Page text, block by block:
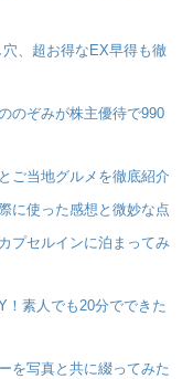
、超お得なEX早得も徹
のぞみが株主優待で990
ご当地グルメを徹底紹介
に使った感想と微妙な点
プセルインに泊まってみ
！素人でも20分でできた
を写真と共に綴ってみた